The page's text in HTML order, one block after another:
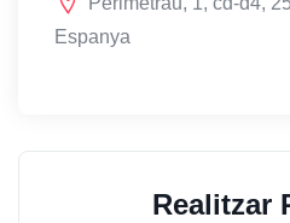
Espanya
Realitzar